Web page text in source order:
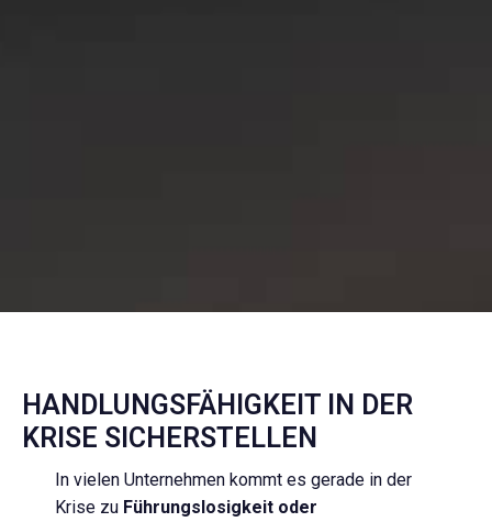
HANDLUNGSFÄHIGKEIT IN DER
KRISE SICHERSTELLEN
In vielen Unternehmen kommt es gerade in der
Krise zu Führungslosigkeit oder